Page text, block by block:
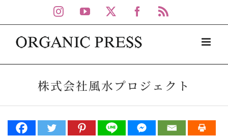
to
content
Instagram
YouTube Facebook
株式会社風水プロジェクト